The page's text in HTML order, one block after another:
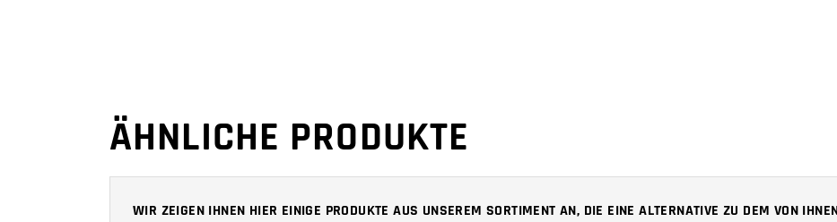
ÄHNLICHE PRODUKTE
WIR ZEIGEN IHNEN HIER EINIGE PRODUKTE AUS UNSEREM SORTIMENT AN, DIE EINE ALTERNATIVE ZU DEM VON